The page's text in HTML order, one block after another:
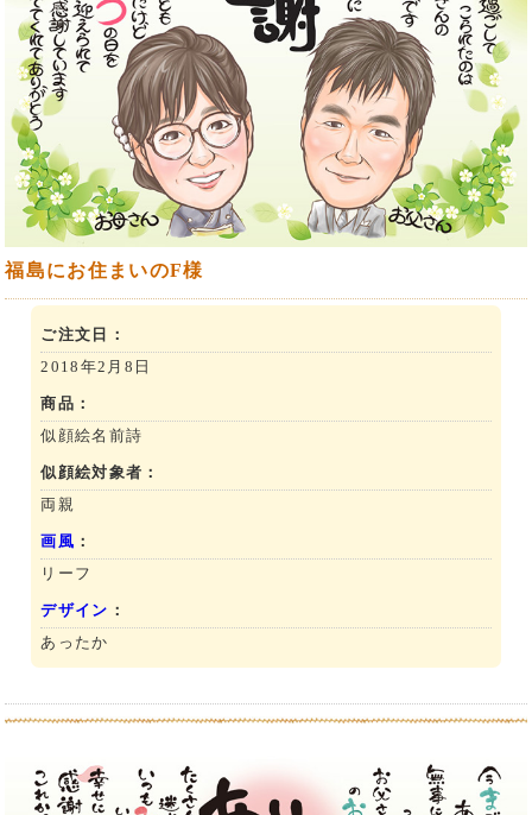
福島にお住まいのF様
ご注文日：
2018年2月8日
商品：
似顔絵名前詩
似顔絵対象者：
両親
画風 ：
リーフ
デザイン ：
あったか